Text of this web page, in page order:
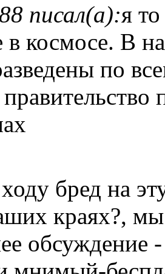
писал(а):я
космосе. В
по
бред на
краях?,
обсуждение